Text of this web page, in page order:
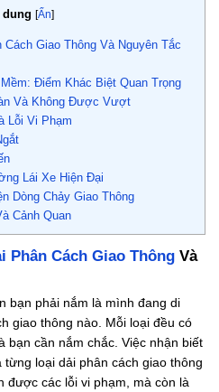
dung [Ẩn]
Cách Giao Thông Và Nguyên Tắc
Điểm Khác Biệt Quan Trọng
Và Không Được Vượt
Lỗi Vi Phạm
Lái Xe Hiện Đại
Dòng Chảy Giao Thông
Cảnh Quan
Phân Cách Giao Thông Và
bạn phải nắm là mình đang di
giao thông nào. Mỗi loại đều có
bạn cần nắm chắc. Việc nhận biết
loại dải phân cách giao thông
được các lỗi vi phạm, mà còn là